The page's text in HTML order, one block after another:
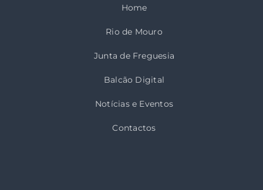
Home
Rio de Mouro
Junta de Freguesia
Balcão Digital
Notícias e Eventos
Contactos